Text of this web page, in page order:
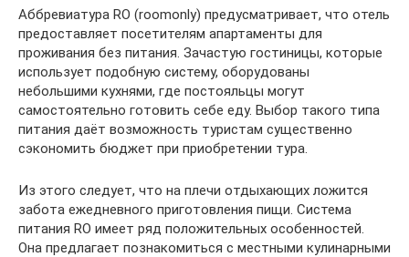
Аббревиатура RO (roomonly) предусматривает, что отель
предоставляет посетителям апартаменты для
проживания без питания. Зачастую гостиницы, которые
использует подобную систему, оборудованы
небольшими кухнями, где постояльцы могут
самостоятельно готовить себе еду. Выбор такого типа
питания даёт возможность туристам существенно
сэкономить бюджет при приобретении тура.
Из этого следует, что на плечи отдыхающих ложится
забота ежедневного приготовления пищи. Система
питания RO имеет ряд положительных особенностей.
Она предлагает познакомиться с местными кулинарными